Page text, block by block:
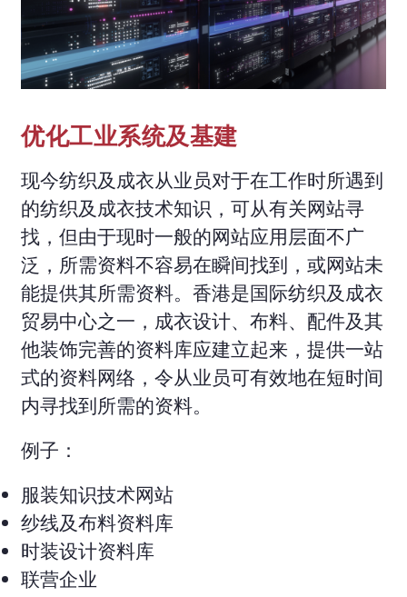
优化工业系统及基建
现今纺织及成衣从业员对于在工作时所遇到
的纺织及成衣技术知识，可从有关网站寻
找，但由于现时一般的网站应用层面不广
泛，所需资料不容易在瞬间找到，或网站未
能提供其所需资料。香港是国际纺织及成衣
贸易中心之一，成衣设计、布料、配件及其
他装饰完善的资料库应建立起来，提供一站
式的资料网络，令从业员可有效地在短时间
内寻找到所需的资料。
例子：
服装知识技术网站
纱线及布料资料库
时装设计资料库
联营企业